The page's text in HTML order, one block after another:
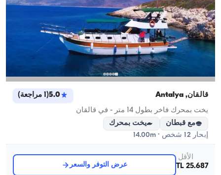
قالقان, Antalya 5.0
(
1 مراجعة)
يخت بمحرك فاخر بطول 14 متر - في قالقان
مع قبطان
يخت بمحرك
إبحار 12 شخص · 14.00m
الأقل
25.687 TL
عرض التوفر والسعر